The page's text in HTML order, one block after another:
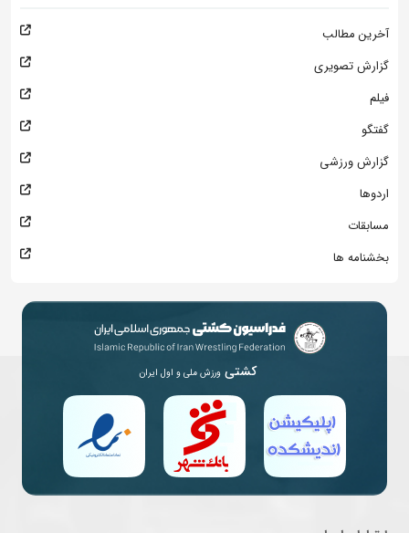
آخرین مطالب
گزارش تصویری
فیلم
گفتگو
گزارش ورزشی
اردوها
مسابقات
بخشنامه ها
کشتی ورزش ملی و اول ایران